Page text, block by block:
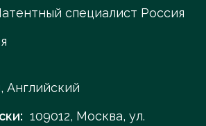
специалист Россия
Английский
109012, Москва, ул.